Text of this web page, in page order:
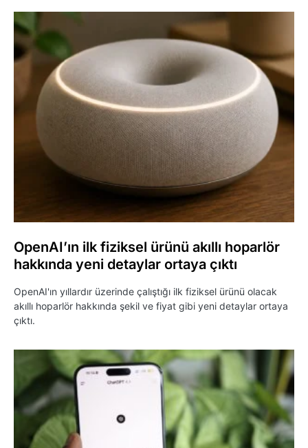
OpenAI’ın ilk fiziksel ürünü akıllı hoparlör
hakkında yeni detaylar ortaya çıktı
OpenAI'ın yıllardır üzerinde çalıştığı ilk fiziksel ürünü olacak
akıllı hoparlör hakkında şekil ve fiyat gibi yeni detaylar ortaya
çıktı.